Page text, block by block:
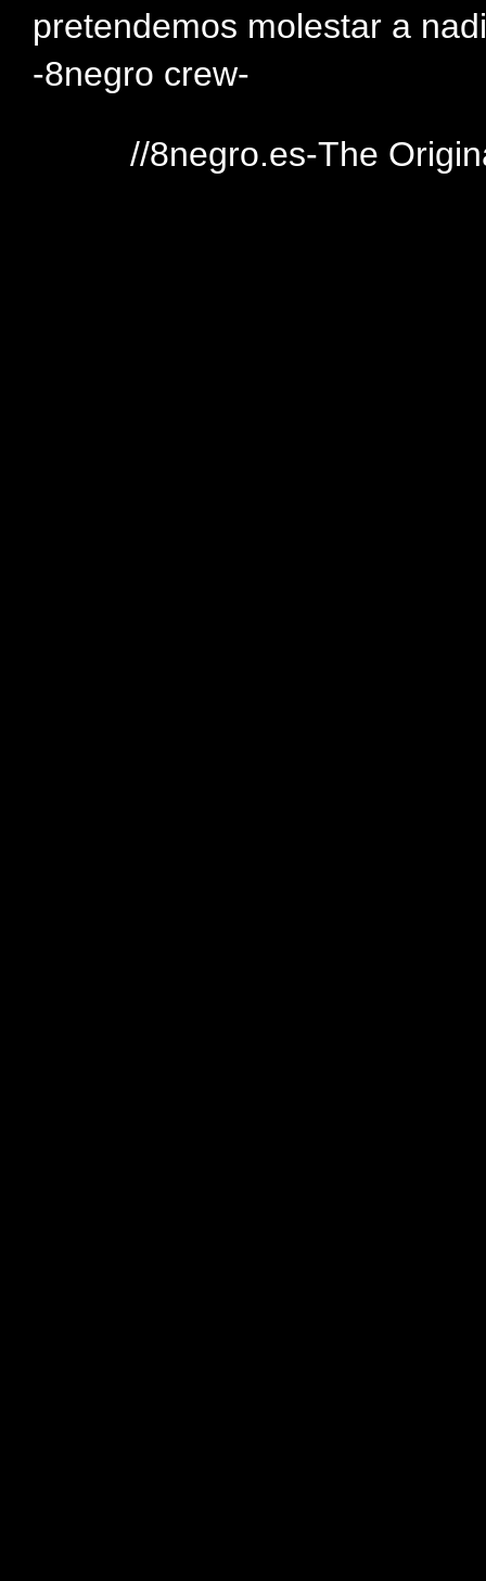
pretendemos molestar a
-8negro crew-
//8negro.es-The